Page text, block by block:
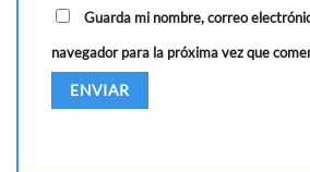
Guarda mi nombre, correo
navegador para la próxima vez que